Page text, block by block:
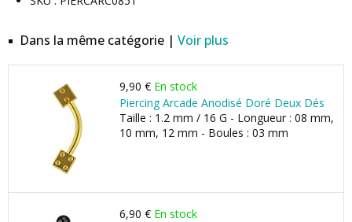
Dans la même catégorie | Voir plus
9,90 € En stock
Piercing Arcade Anodisé Doré Deux Dés
Taille : 1.2 mm / 16 G - Longueur : 08 mm,
10 mm, 12 mm - Boules : 03 mm
6,90 € En stock